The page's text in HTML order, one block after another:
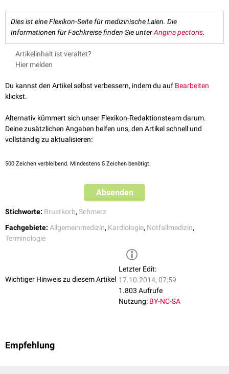
Dies ist eine Flexikon-Seite für medizinische Laien. Die
Informationen für Fachkreise finden Sie unterAngina pectoris.
Artikelinhalt ist veraltet?
Hier melden
Du kannst den Artikel selbst verbessern, indem du auf Bearbeiten
klickst.
Alternativ kümmert sich unser Flexikon-Redaktionsteam darum.
Deine zusätzlichen Angaben helfen uns, den Artikel schnell und
vollständig zu aktualisieren:
500 Zeichen verbleibend. Mindestens 5 Zeichen benötigt.
Absenden
Stichworte: Brustkorb, Schmerz
Fachgebiete: Allgemeinmedizin, Kardiologie, Notfallmedizin,
Terminologie
Wichtiger Hinweis zu diesem Artikel
Letzter Edit:
17.10.2014, 07:59
1.803 Aufrufe
Nutzung: BY-NC-SA
Empfehlung